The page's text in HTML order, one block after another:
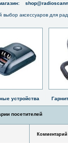
выбор аксессуаров для
устройства
посетителей
Комментарий